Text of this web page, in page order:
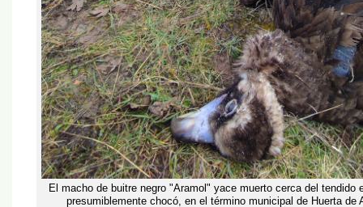
El macho de buitre negro "Aramol" yace muerto cerca del tendido
presumiblemente chocó, en el término municipal de Huerta de